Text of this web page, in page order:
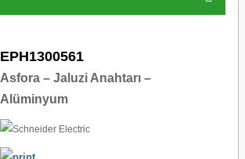
EPH1300561
Asfora – Jaluzi Anahtarı –
Alüminyum